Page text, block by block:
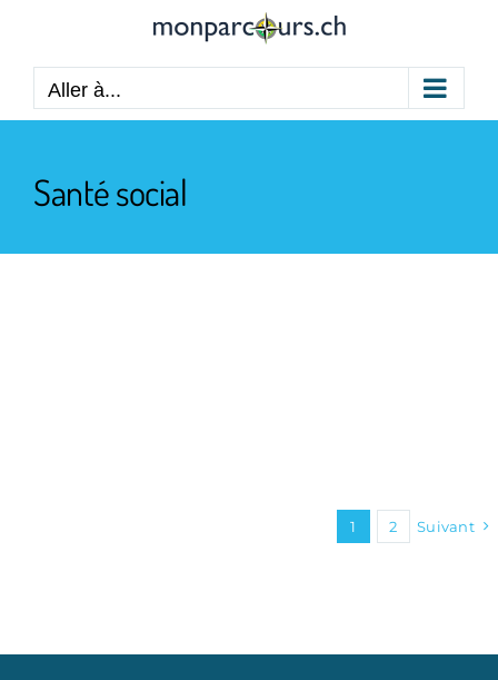
contenuAller à...
Santé social
1 2 Suivant